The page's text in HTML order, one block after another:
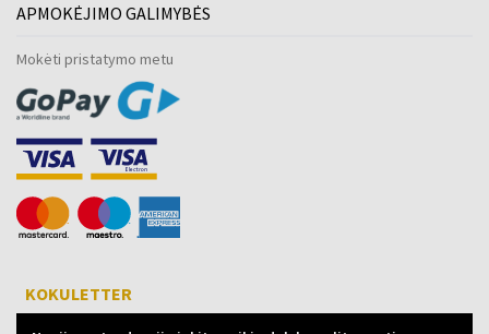
APMOKĖJIMO GALIMYBĖS
Mokėti pristatymo metu
KOKULETTER